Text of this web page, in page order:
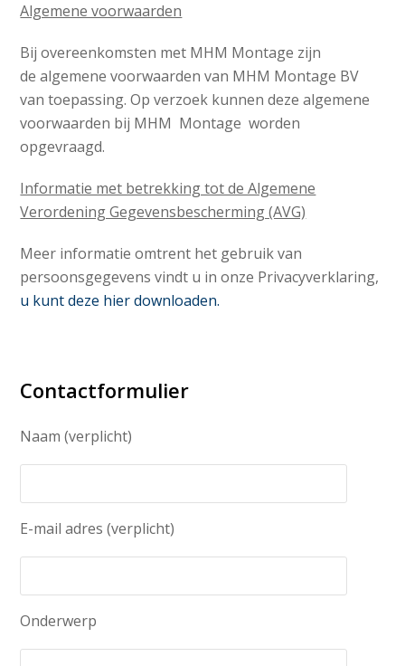
Algemene voorwaarden
Bij overeenkomsten met MHM Montage zijn
de algemene voorwaarden van MHM Montage BV
van toepassing. Op verzoek kunnen deze algemene
voorwaarden bij MHM Montage worden
opgevraagd.
Informatie met betrekking tot de Algemene
Verordening Gegevensbescherming (AVG)
Meer informatie omtrent het gebruik van
persoonsgegevens vindt u in onze Privacyverklaring,
u kunt deze hier downloaden.
Contactformulier
Naam (verplicht)
E-mail adres (verplicht)
Onderwerp